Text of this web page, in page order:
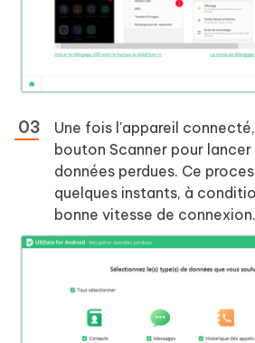
Une fois l'appareil
bouton Scanner pour lancer
données perdues. Ce
quelques instants, à
bonne vitesse de connexion.